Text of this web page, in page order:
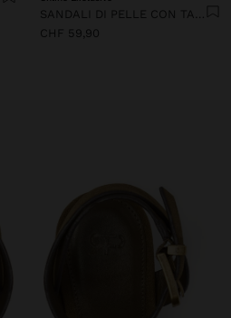
SANDALI DI PELLE CON TACCO E CINTURINO LARGO
CHF 59,90